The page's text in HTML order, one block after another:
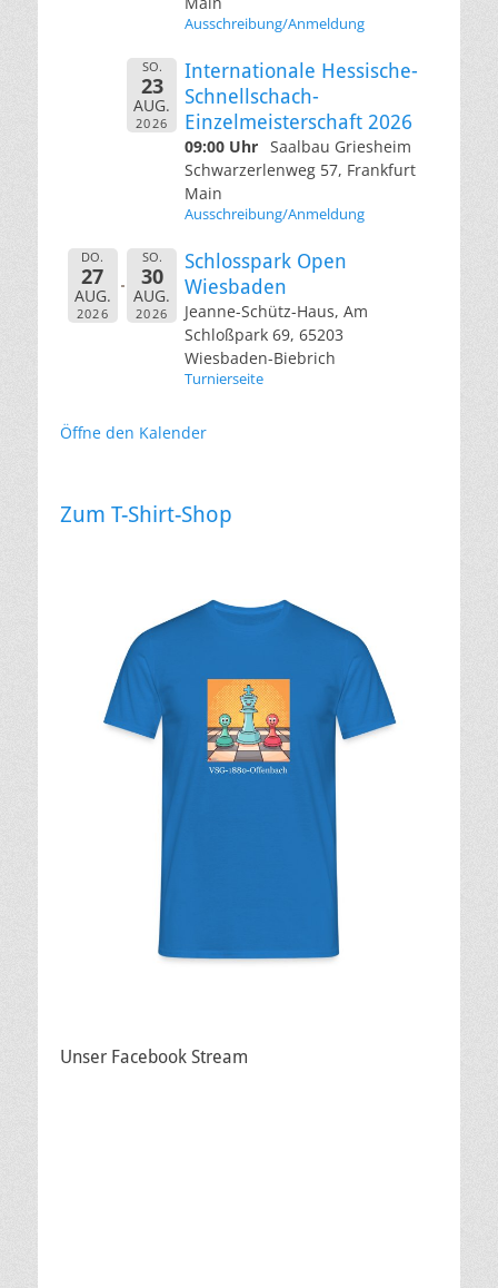
Ausschreibung/Anmeldung
SO.
23
AUG.
2026
Internationale Hessische-
Schnellschach-
Einzelmeisterschaft 2026
09:00 Uhr Saalbau Griesheim
Schwarzerlenweg 57, Frankfurt
Main
Ausschreibung/Anmeldung
DO.
27
AUG.
2026
SO.
30
AUG.
2026
Schlosspark Open
Wiesbaden
Jeanne-Schütz-Haus, Am
Schloßpark 69, 65203
Wiesbaden-Biebrich
Turnierseite
Öffne den Kalender
Zum T-Shirt-Shop
Unser Facebook Stream